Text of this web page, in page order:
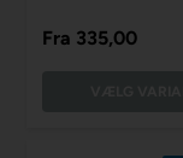
Fra 335,00